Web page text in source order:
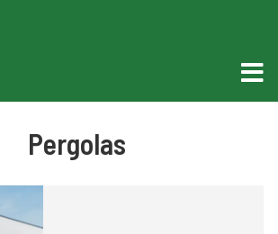
Pergolas